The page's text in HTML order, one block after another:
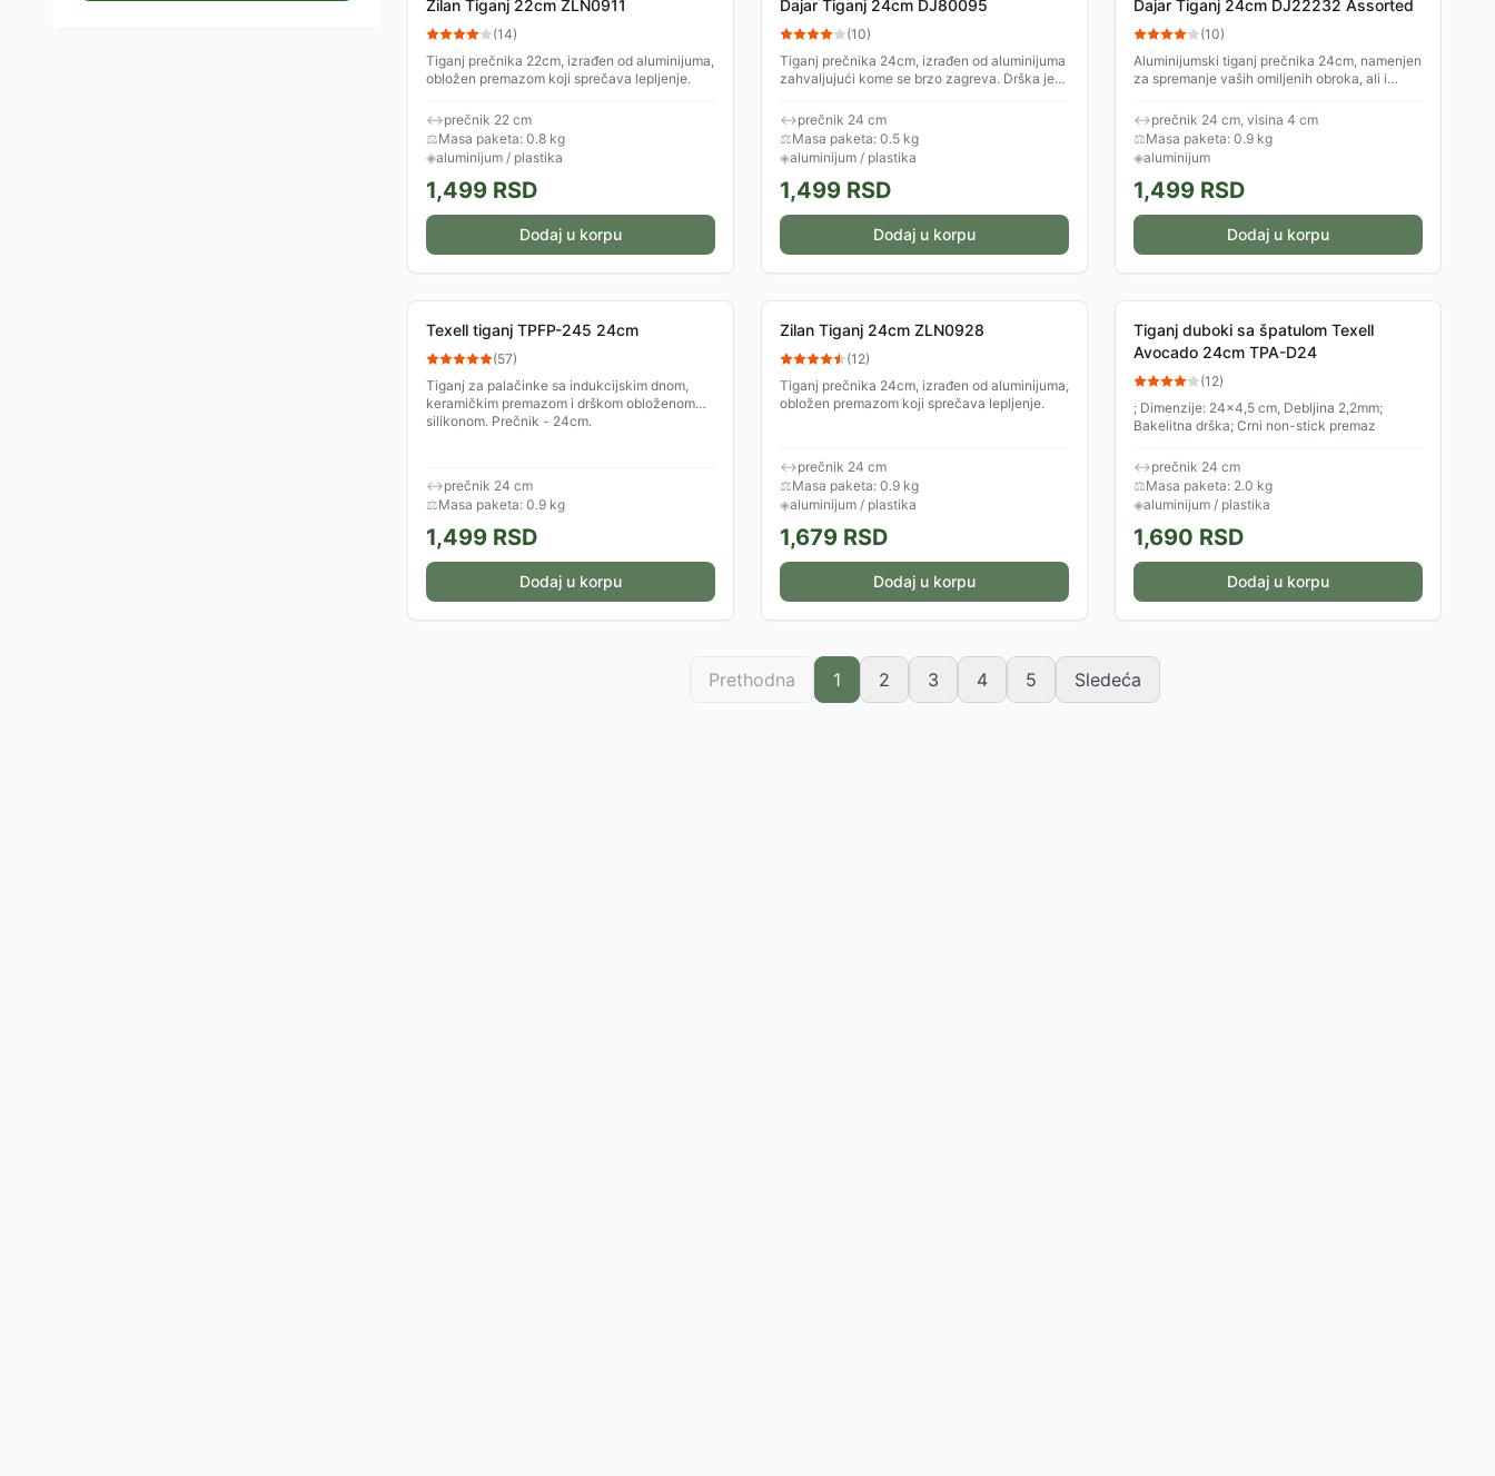
Zilan Tiganj 22cm ZLN0911
(14)
Tiganj prečnika 22cm, izrađen od aluminijuma,
obložen premazom koji sprečava lepljenje.
↔prečnik 22 cm
⚖Masa paketa: 0.8 kg
◈aluminijum / plastika
1,499 RSD
Dodaj u korpu
Dajar Tiganj 24cm DJ80095
(10)
Tiganj prečnika 24cm, izrađen od aluminijuma
zahvaljujući kome se brzo zagreva. Drška je
Unutrašnjost...
↔prečnik 24 cm
⚖Masa paketa: 0.5 kg
◈aluminijum / plastika
1,499 RSD
Dodaj u korpu
Dajar Tiganj 24cm DJ22232 Assorted
(10)
Aluminijumski tiganj prečnika 24cm, namenjen
za spremanje vaših omiljenih obroka, ali i
Ručka je izuzetno...
↔prečnik 24 cm, visina 4 cm
⚖Masa paketa: 0.9 kg
◈aluminijum
1,499 RSD
Dodaj u korpu
Texell tiganj TPFP-245 24cm
(57)
Tiganj za palačinke sa indukcijskim dnom,
keramičkim premazom i drškom obloženom
silikonom. Prečnik - 24cm.
↔prečnik 24 cm
⚖Masa paketa: 0.9 kg
1,499 RSD
Dodaj u korpu
Zilan Tiganj 24cm ZLN0928
(12)
Tiganj prečnika 24cm, izrađen od aluminijuma,
obložen premazom koji sprečava lepljenje.
↔prečnik 24 cm
⚖Masa paketa: 0.9 kg
◈aluminijum / plastika
1,679 RSD
Dodaj u korpu
Tiganj duboki sa špatulom Texell
Avocado 24cm TPA-D24
(12)
; Dimenzije: 24x4,5 cm, Debljina 2,2mm;
Bakelitna drška; Crni non-stick premaz
↔prečnik 24 cm
⚖Masa paketa: 2.0 kg
◈aluminijum / plastika
1,690 RSD
Dodaj u korpu
Prethodna 1 2 3 4 5 Sledeća